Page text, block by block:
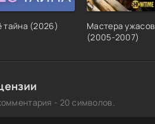
тайна (2026)
Мастера ужасов
(2005-2007)
- 20 символов.